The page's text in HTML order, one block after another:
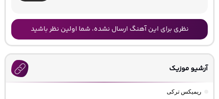
نظری برای این آهنگ ارسال نشده، شما اولین نظر باشید
آرشیو موزیک
ریمیکس ترکی